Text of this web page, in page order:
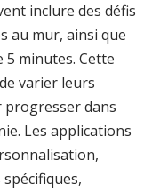
inclure des défis
au mur, ainsi que
5 minutes. Cette
varier leurs
progresser dans
Les applications